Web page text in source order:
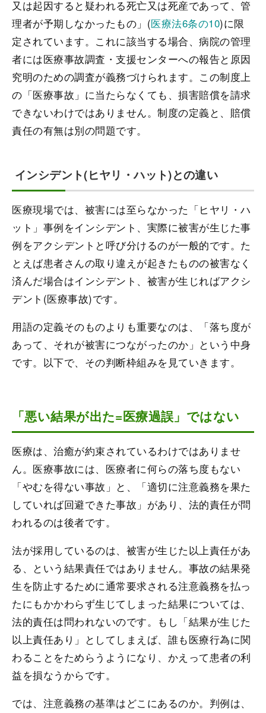
又は起因すると疑われる死亡又は死産であって、管
理者が予期しなかったもの」(医療法6条の10)に限
定されています。これに該当する場合、病院の管理
者には医療事故調査・支援センターへの報告と原因
究明のための調査が義務づけられます。この制度上
の「医療事故」に当たらなくても、損害賠償を請求
できないわけではありません。制度の定義と、賠償
責任の有無は別の問題です。
インシデント(ヒヤリ・ハット)との違い
医療現場では、被害には至らなかった「ヒヤリ・ハ
ット」事例をインシデント、実際に被害が生じた事
例をアクシデントと呼び分けるのが一般的です。た
とえば患者さんの取り違えが起きたものの被害なく
済んだ場合はインシデント、被害が生じればアクシ
デント(医療事故)です。
用語の定義そのものよりも重要なのは、「落ち度が
あって、それが被害につながったのか」という中身
です。以下で、その判断枠組みを見ていきます。
「悪い結果が出た=医療過誤」ではない
医療は、治癒が約束されているわけではありませ
ん。医療事故には、医療者に何らの落ち度もない
「やむを得ない事故」と、「適切に注意義務を果た
していれば回避できた事故」があり、法的責任が問
われるのは後者です。
法が採用しているのは、被害が生じた以上責任があ
る、という結果責任ではありません。事故の結果発
生を防止するために通常要求される注意義務を払っ
たにもかかわらず生じてしまった結果については、
法的責任は問われないのです。もし「結果が生じた
以上責任あり」としてしまえば、誰も医療行為に関
わることをためらうようになり、かえって患者の利
益を損なうからです。
では、注意義務の基準はどこにあるのか。判例は、